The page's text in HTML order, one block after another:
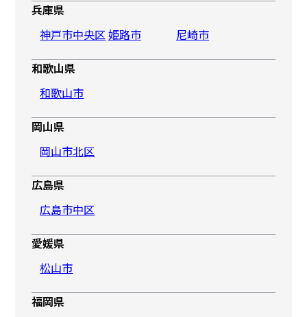
兵庫県
神戸市中央区姫路市 尼崎市
和歌山県
和歌山市
岡山県
岡山市北区
広島県
広島市中区
愛媛県
松山市
福岡県